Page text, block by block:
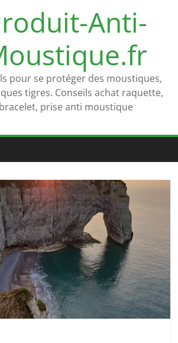
Anti-
pour se protéger des moustiques,
tigres. Conseils achat raquette,
bracelet, prise anti moustique